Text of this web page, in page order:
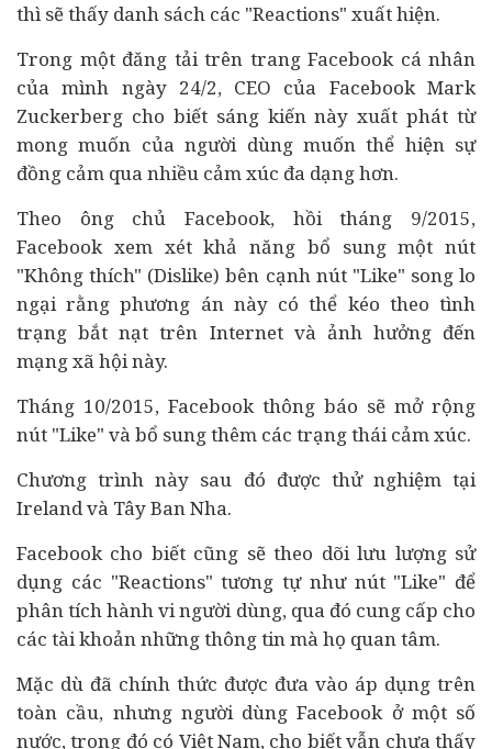
thì sẽ thấy danh sách các "Reactions" xuất hiện.
Trong một đăng tải trên trang Facebook cá nhân
của mình ngày 24/2, CEO của Facebook Mark
Zuckerberg cho biết sáng kiến này xuất phát từ
mong muốn của người dùng muốn thể hiện sự
đồng cảm qua nhiều cảm xúc đa dạng hơn.
Theo ông chủ Facebook, hồi tháng 9/2015,
Facebook xem xét khả năng bổ sung một nút
"Không thích" (Dislike) bên cạnh nút "Like" song lo
ngại rằng phương án này có thể kéo theo tình
trạng bắt nạt trên Internet và ảnh hưởng đến
mạng xã hội này.
Tháng 10/2015, Facebook thông báo sẽ mở rộng
nút "Like" và bổ sung thêm các trạng thái cảm xúc.
Chương trình này sau đó được thử nghiệm tại
Ireland và Tây Ban Nha.
Facebook cho biết cũng sẽ theo dõi lưu lượng sử
dụng các "Reactions" tương tự như nút "Like" để
phân tích hành vi người dùng, qua đó cung cấp cho
các tài khoản những thông tin mà họ quan tâm.
Mặc dù đã chính thức được đưa vào áp dụng trên
toàn cầu, nhưng người dùng Facebook ở một số
nước, trong đó có Việt Nam, cho biết vẫn chưa thấy